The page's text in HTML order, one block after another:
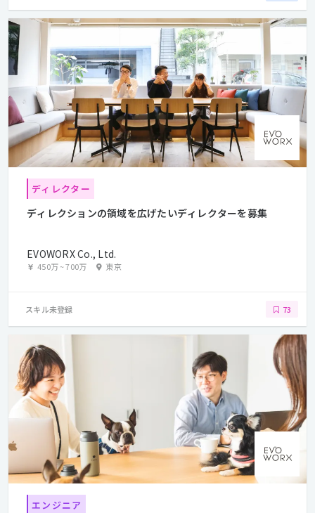
ディレクター
ディレクションの領域を広げたいディレクターを募集
EVOWORX Co., Ltd.
450万~700万 東京
スキル未登録 73
エンジニア